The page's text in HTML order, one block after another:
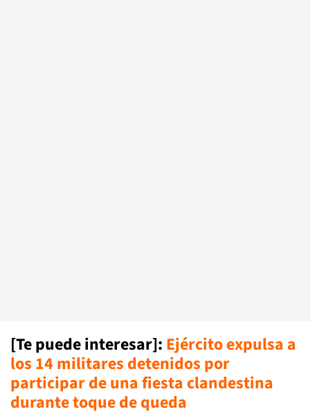
[Te puede interesar]: Ejército expulsa a
los 14 militares detenidos por
participar de una fiesta clandestina
durante toque de queda